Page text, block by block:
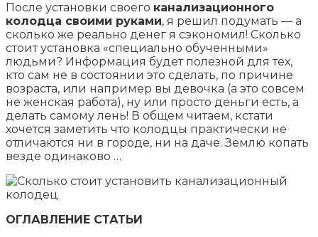
После установки своего канализационного
колодца своими руками, я решил подумать — а
сколько же реально денег я сэкономил! Сколько
стоит установка «специально обученными»
людьми? Информация будет полезной для тех,
кто сам не в состоянии это сделать, по причине
возраста, или например вы девочка (а это совсем
не женская работа), ну или просто деньги есть, а
делать самому лень! В общем читаем, кстати
хочется заметить что колодцы практически не
отличаются ни в городе, ни на даче. Землю копать
везде одинаково …
ОГЛАВЛЕНИЕ СТАТЬИ